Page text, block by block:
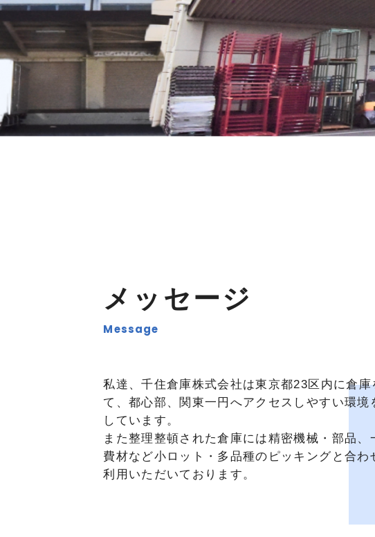
メッセージ
私達、千住倉庫株式会社は東京都23区内に倉庫
て、都心部、関東一円へアクセスしやすい環境
しています。
また整理整頓された倉庫には精密機械・部品、
費材など小ロット・多品種のピッキングと合わ
利用いただいております。